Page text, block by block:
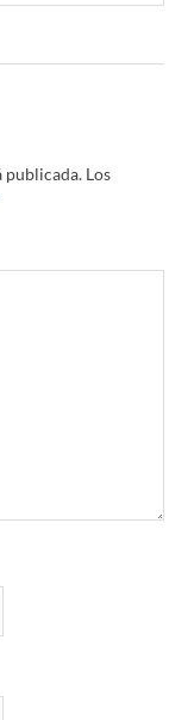
publicada. Los